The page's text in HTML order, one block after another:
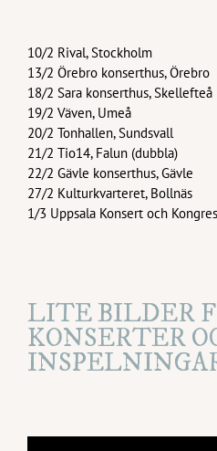
10/2 Rival, Stockholm
13/2 Örebro konserthus, Örebro
18/2 Sara konserthus, Skellefteå
19/2 Väven, Umeå
20/2 Tonhallen, Sundsvall
21/2 Tio14, Falun (dubbla)
22/2 Gävle konserthus, Gävle
27/2 Kulturkvarteret, Bollnäs
1/3 Uppsala Konsert och
LITE BILDER
KONSERTER